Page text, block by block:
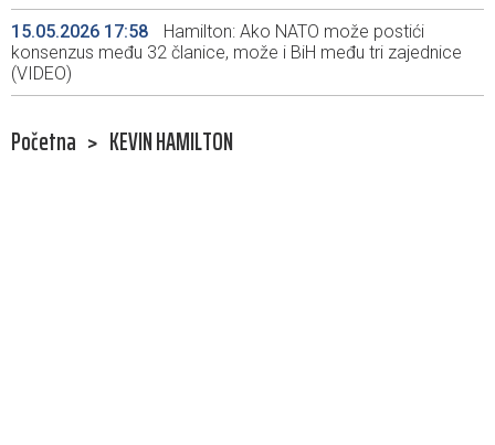
15.05.2026 17:58
Hamilton: Ako NATO može postići
konsenzus među 32 članice, može i BiH među tri zajednice
(VIDEO)
Početna > KEVIN HAMILTON